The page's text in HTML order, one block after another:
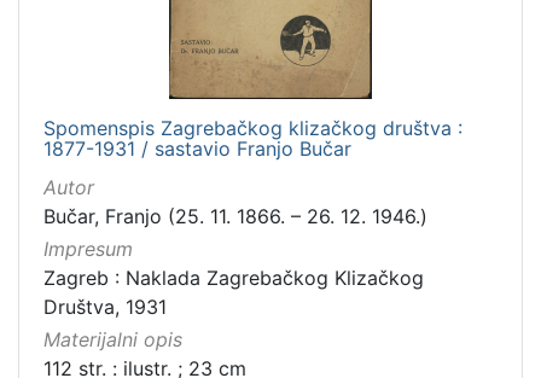
Spomenspis Zagrebačkog klizačkog društva :
1877-1931 / sastavio Franjo Bučar
Autor
Bučar, Franjo (25. 11. 1866. – 26. 12. 1946.)
Impresum
Zagreb : Naklada Zagrebačkog Klizačkog
Društva, 1931
Materijalni opis
112 str. : ilustr. ; 23 cm